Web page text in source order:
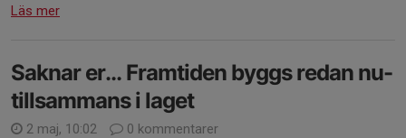
Läs mer
Saknar er... Framtiden byggs redan nu-
tillsammans i laget
2 maj, 10:02 0 kommentarer